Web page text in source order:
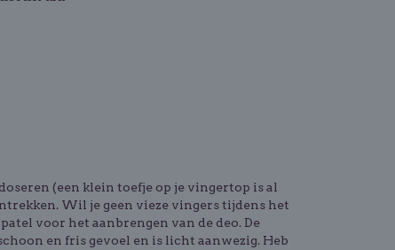
(een klein toefje op je vingertop is al
Wil je geen vieze vingers tijdens het
voor het aanbrengen van de deo. De
en fris gevoel en is licht aanwezig. Heb